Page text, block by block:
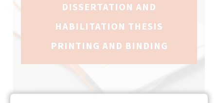
DISSERTATION AND
HABILITATION THESIS
PRINTING AND BINDING